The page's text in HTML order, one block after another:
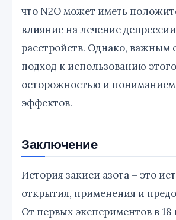
что N2O может иметь
влияние на лечение
расстройств. Однако, важным
подход к использованию
осторожностью и пониманием
эффектов.
Заключение
История закиси азота – это
открытия, применения и
От первых экспериментов в 18